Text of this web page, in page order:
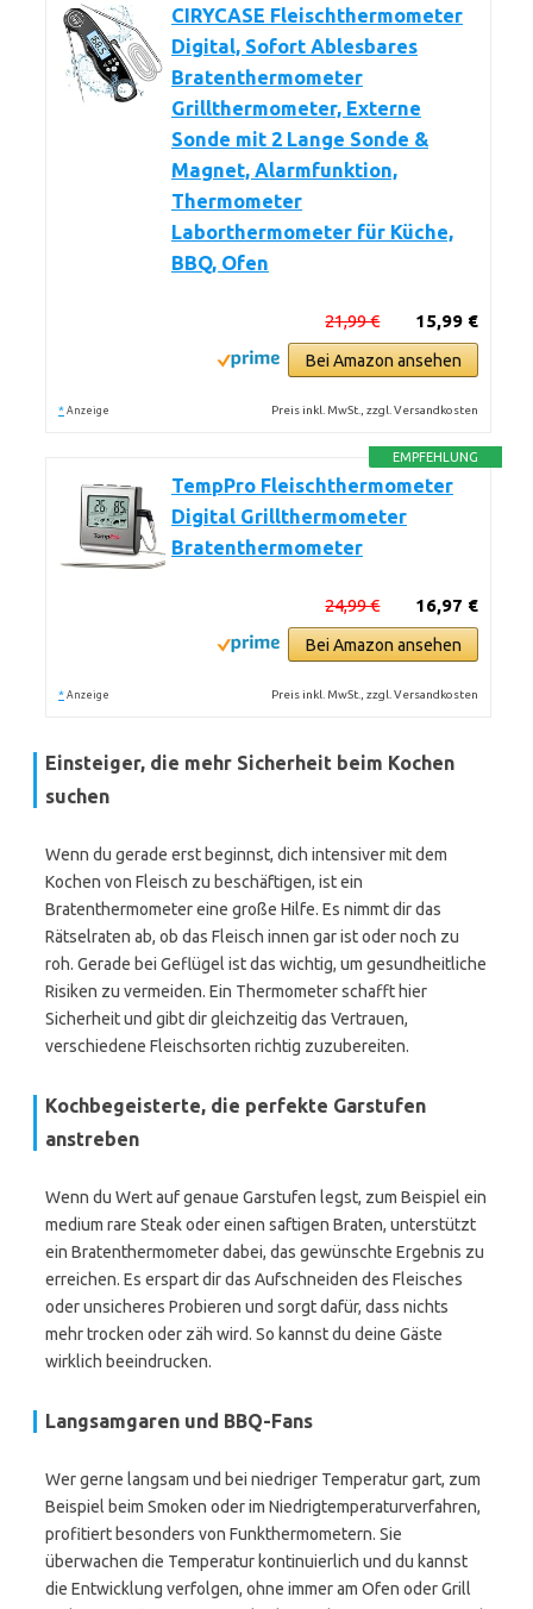
CIRYCASE Fleischthermometer
Digital, Sofort Ablesbares
Bratenthermometer
Grillthermometer, Externe
Sonde mit 2 Lange Sonde &
Magnet, Alarmfunktion,
Thermometer
Laborthermometer für Küche,
BBQ, Ofen
15,99 €
21,99 €
Bei Amazon ansehen
* Anzeige Preis inkl. MwSt., zzgl. Versandkosten
EMPFEHLUNG
TempPro Fleischthermometer
Digital Grillthermometer
Bratenthermometer
16,97 €
24,99 €
Bei Amazon ansehen
* Anzeige Preis inkl. MwSt., zzgl. Versandkosten
Einsteiger, die mehr Sicherheit beim Kochen
suchen
Wenn du gerade erst beginnst, dich intensiver mit dem
Kochen von Fleisch zu beschäftigen, ist ein
Bratenthermometer eine große Hilfe. Es nimmt dir das
Rätselraten ab, ob das Fleisch innen gar ist oder noch zu
roh. Gerade bei Geflügel ist das wichtig, um gesundheitliche
Risiken zu vermeiden. Ein Thermometer schafft hier
Sicherheit und gibt dir gleichzeitig das Vertrauen,
verschiedene Fleischsorten richtig zuzubereiten.
Kochbegeisterte, die perfekte Garstufen
anstreben
Wenn du Wert auf genaue Garstufen legst, zum Beispiel ein
medium rare Steak oder einen saftigen Braten, unterstützt
ein Bratenthermometer dabei, das gewünschte Ergebnis zu
erreichen. Es erspart dir das Aufschneiden des Fleisches
oder unsicheres Probieren und sorgt dafür, dass nichts
mehr trocken oder zäh wird. So kannst du deine Gäste
wirklich beeindrucken.
Langsamgaren und BBQ-Fans
Wer gerne langsam und bei niedriger Temperatur gart, zum
Beispiel beim Smoken oder im Niedrigtemperaturverfahren,
profitiert besonders von Funkthermometern. Sie
überwachen die Temperatur kontinuierlich und du kannst
die Entwicklung verfolgen, ohne immer am Ofen oder Grill